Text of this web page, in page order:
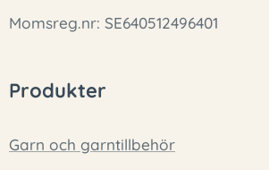
Momsreg.nr: SE640512496401
Produkter
Garn och garntillbehör